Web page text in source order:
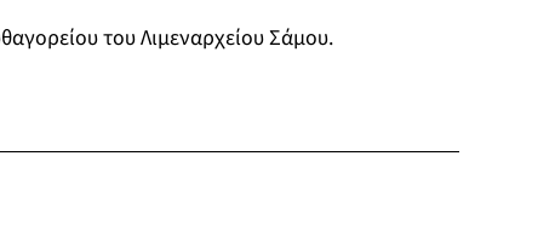
του Λιμεναρχείου Σάμου.